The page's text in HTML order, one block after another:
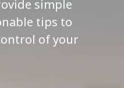
simple
tips to
of your